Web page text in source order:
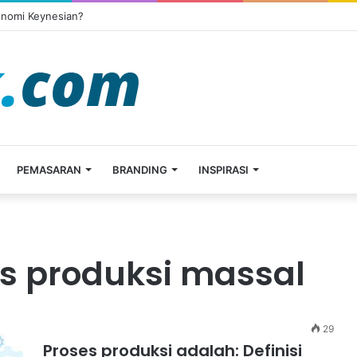
Keynesian?
PEMASARAN BRANDING INSPIRASI
produksi massal
29
Proses produksi adalah: Definisi